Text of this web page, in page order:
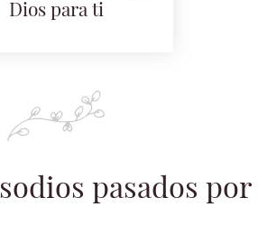
Dios para ti
pasados por